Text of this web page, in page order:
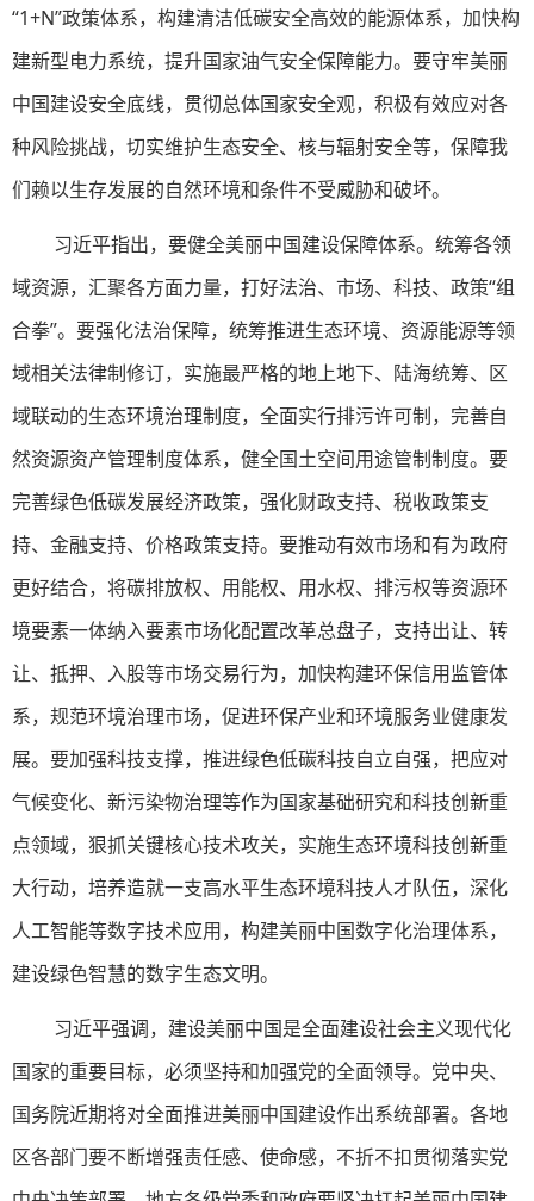
“1+N”政策体系，构建清洁低碳安全高效的能源体系，加快构
建新型电力系统，提升国家油气安全保障能力。要守牢美丽
中国建设安全底线，贯彻总体国家安全观，积极有效应对各
种风险挑战，切实维护生态安全、核与辐射安全等，保障我
们赖以生存发展的自然环境和条件不受威胁和破坏。
习近平指出，要健全美丽中国建设保障体系。统筹各领
域资源，汇聚各方面力量，打好法治、市场、科技、政策“组
合拳”。要强化法治保障，统筹推进生态环境、资源能源等领
域相关法律制修订，实施最严格的地上地下、陆海统筹、区
域联动的生态环境治理制度，全面实行排污许可制，完善自
然资源资产管理制度体系，健全国土空间用途管制制度。要
完善绿色低碳发展经济政策，强化财政支持、税收政策支
持、金融支持、价格政策支持。要推动有效市场和有为政府
更好结合，将碳排放权、用能权、用水权、排污权等资源环
境要素一体纳入要素市场化配置改革总盘子，支持出让、转
让、抵押、入股等市场交易行为，加快构建环保信用监管体
系，规范环境治理市场，促进环保产业和环境服务业健康发
展。要加强科技支撑，推进绿色低碳科技自立自强，把应对
气候变化、新污染物治理等作为国家基础研究和科技创新重
点领域，狠抓关键核心技术攻关，实施生态环境科技创新重
大行动，培养造就一支高水平生态环境科技人才队伍，深化
人工智能等数字技术应用，构建美丽中国数字化治理体系，
建设绿色智慧的数字生态文明。
习近平强调，建设美丽中国是全面建设社会主义现代化
国家的重要目标，必须坚持和加强党的全面领导。党中央、
国务院近期将对全面推进美丽中国建设作出系统部署。各地
区各部门要不断增强责任感、使命感，不折不扣贯彻落实党